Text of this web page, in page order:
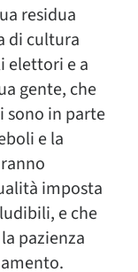
residua
di cultura
elettori e a
gente, che
sono in parte
e la
imposta
e che
pazienza